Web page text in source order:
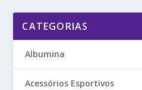
CATEGORIAS
Albumina
Acessórios Esportivos